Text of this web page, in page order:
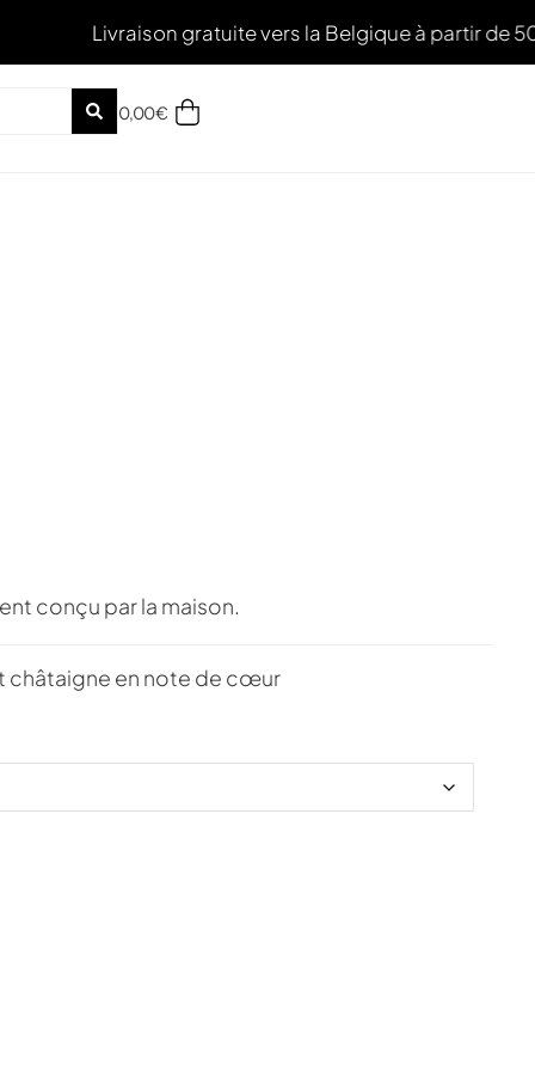
gratuite vers la Belgique à partir de 50€ d'achat
0,00€
conçu par la maison.
châtaigne en note de cœur